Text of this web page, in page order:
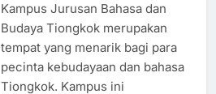
Kampus Jurusan Bahasa dan
Budaya Tiongkok merupakan
tempat yang menarik bagi para
pecinta kebudayaan dan bahasa
Tiongkok. Kampus ini